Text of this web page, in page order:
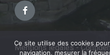
Facebook
Mentions légales -
Ce site utilise des cookies
navigation, mesurer la